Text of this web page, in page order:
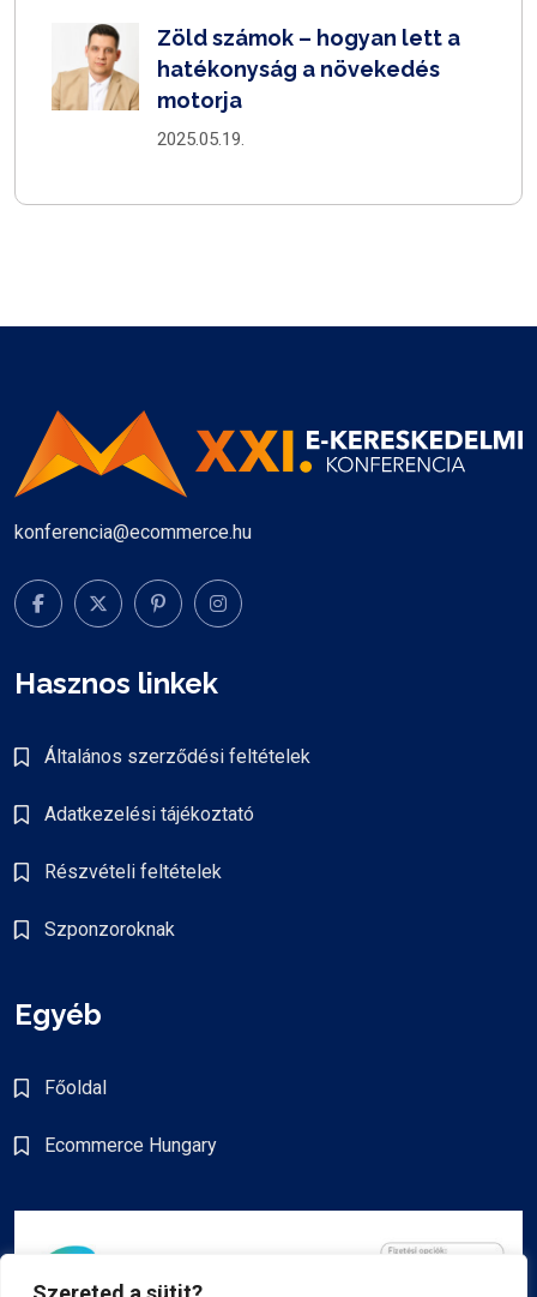
Zöld számok – hogyan lett a
hatékonyság a növekedés
motorja
2025.05.19.
konferencia@ecommerce.hu
Hasznos linkek
Általános szerződési feltételek
Adatkezelési tájékoztató
Részvételi feltételek
Szponzoroknak
Egyéb
Főoldal
Ecommerce Hungary